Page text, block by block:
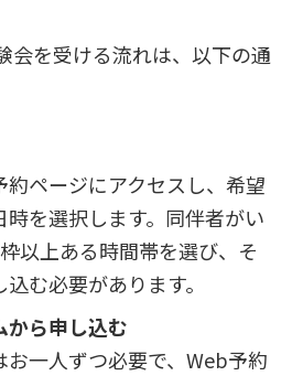
会を受ける流れは、以下の通
約ページにアクセスし、希望
時を選択します。同伴者がい
以上ある時間帯を選び、そ
む必要があります。
から申し込む
一人ずつ必要で、Web予約